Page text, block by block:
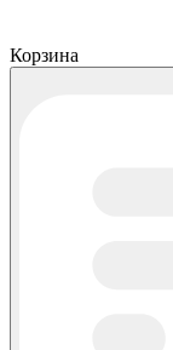
Корзина